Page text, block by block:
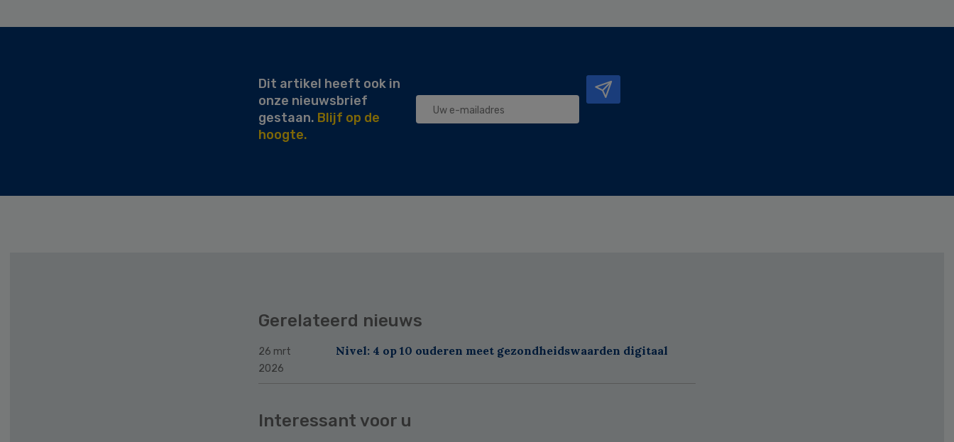
Dit artikel heeft ook in
onze nieuwsbrief
gestaan. Blijf op de
hoogte.
Gerelateerd nieuws
26 mrt
2026
Nivel: 4 op 10 ouderen meet gezondheidswaarden digitaal
Interessant voor u